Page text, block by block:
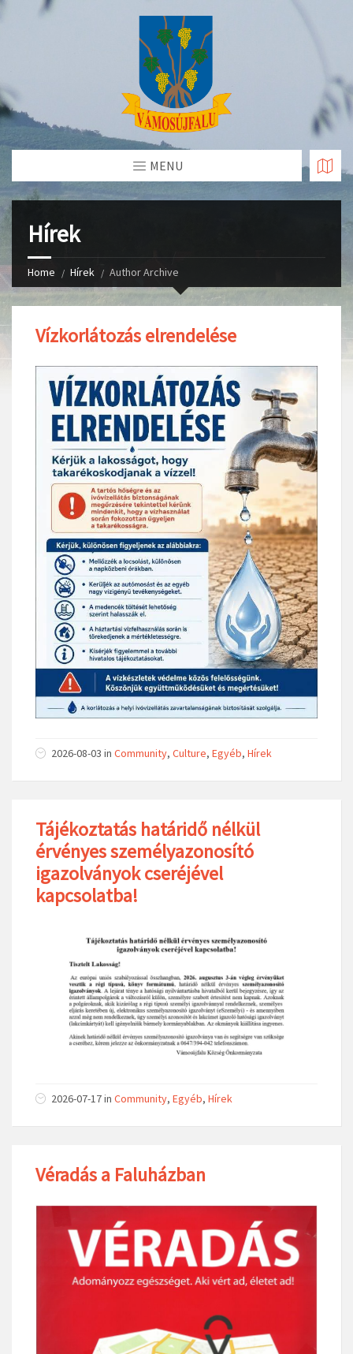
Skip
MENU
Hírek
Home Hírek Author Archive
Vízkorlátozás elrendelése
2026-08-03 in Community, Culture, Egyéb, Hírek
Tájékoztatás határidő nélkül
érvényes személyazonosító
igazolványok cseréjével
kapcsolatba!
2026-07-17in Community, Egyéb, Hírek
Véradás a Faluházban